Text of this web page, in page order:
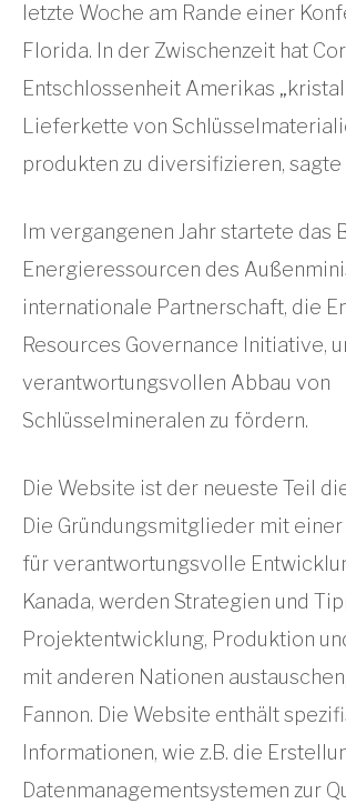
letzte Woche am Rande einer
Florida. In der Zwischenzeit hat
Entschlossenheit Amerikas
Lieferkette von
produkten zu diversifizieren, sagte
Im vergangenen Jahr startete das
Energieressourcen des
internationale Partnerschaft, die
Resources Governance Initiative,
verantwortungsvollen Abbau von
Schlüsselmineralen zu fördern.
Die Website ist der neueste Teil
Die Gründungsmitglieder mit
für verantwortungsvolle
Kanada, werden Strategien und
Projektentwicklung, Produktion
mit anderen Nationen
Fannon. Die Website enthält
Informationen, wie z.B. die
Datenmanagementsystemen zur